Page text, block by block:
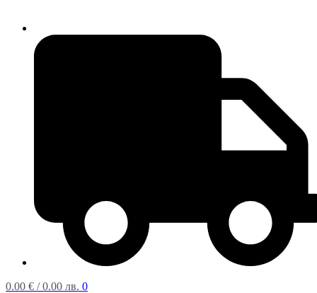
0.00 € / 0.00 лв. 0